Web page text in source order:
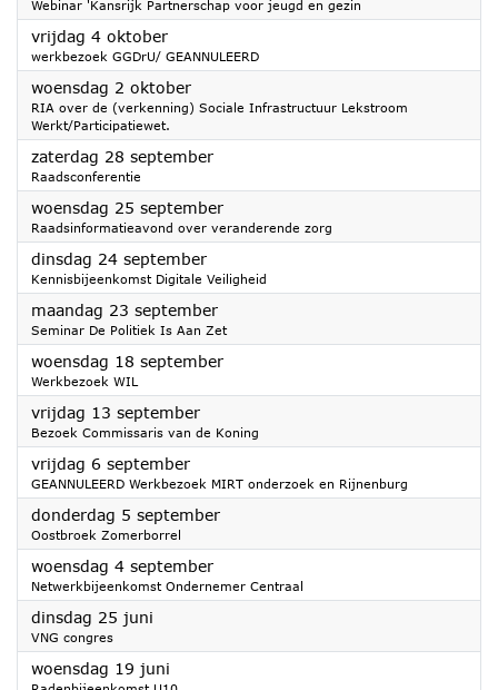
Webinar 'Kansrijk Partnerschap voor jeugd en gezin
vrijdag 4 oktober2024
werkbezoek GGDrU/ GEANNULEERD
woensdag 2 oktober2024
RIA over de (verkenning) Sociale Infrastructuur Lekstroom
Werkt/Participatiewet.
zaterdag 28 september2024
Raadsconferentie
woensdag 25 september2024
Raadsinformatieavond over veranderende zorg
dinsdag 24 september2024
Kennisbijeenkomst Digitale Veiligheid
maandag 23 september2024
Seminar De Politiek Is Aan Zet
woensdag 18 september2024
Werkbezoek WIL
vrijdag 13 september2024
Bezoek Commissaris van de Koning
vrijdag 6 september2024
GEANNULEERD Werkbezoek MIRT onderzoek en Rijnenburg
donderdag 5 september2024
Oostbroek Zomerborrel
woensdag 4 september2024
Netwerkbijeenkomst Ondernemer Centraal
dinsdag 25 juni
VNG congres
woensdag 19 juni